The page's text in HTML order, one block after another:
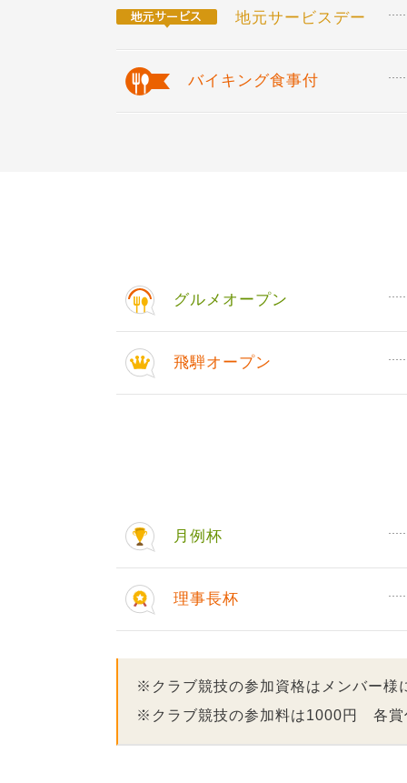
地元サービスデー
バイキング食事付
グルメオープン
飛騨オープン
月例杯
理事長杯
※クラブ競技の参加資格はメンバー様
※クラブ競技の参加料は1000円 各賞